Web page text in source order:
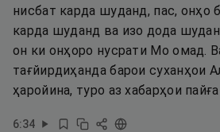
нисбат карда шуданд, пас, онҳо
карда шуданд ва изо дода
он ки онҳоро нусрати Мо омад.
тағйирдиҳанда барои суханҳои
ҳаройина, туро аз хабарҳои
6:34